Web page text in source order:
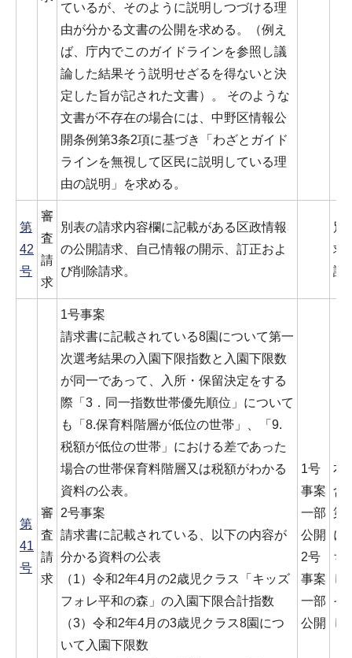
ているが、そのように説明しつづける理
由が分かる文書の公開を求める。（例え
ば、庁内でこのガイドラインを参照し議
論した結果そう説明せざるを得ないと決
定した旨が記された文書）。 そのような
文書が不存在の場合には、中野区情報公
開条例第3条2項に基づき「わざとガイド
ラインを無視して区民に説明している理
由の説明」を求める。
第
42
号
審
査
請
求
別表の請求内容欄に記載がある区政情報
の公開請求、自己情報の開示、訂正およ
び削除請求。
別
求
認
第
41
号
審
査
請
求
1号事案
請求書に記載されている8園について第一
次選考結果の入園下限指数と入園下限数
が同一であって、入所・保留決定をする
際「3．同一指数世帯優先順位」について
も「8.保育料階層が低位の世帯」、「9.
税額が低位の世帯」における差であった
場合の世帯保育料階層又は税額がわかる
資料の公表。
2号事案
請求書に記載されている、以下の内容が
分かる資料の公表
（1）令和2年4月の2歳児クラス「キッズ
フォレ平和の森」の入園下限合計指数
（3）令和2年4月の3歳児クラス8園につ
いて入園下限数
1号
事案
一部
公開
2号
事案
一部
公開
本
含
第
に
ち
し
そ
し